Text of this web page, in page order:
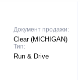
Документ продажи:
Clear (MICHIGAN)
Тип:
Run & Drive